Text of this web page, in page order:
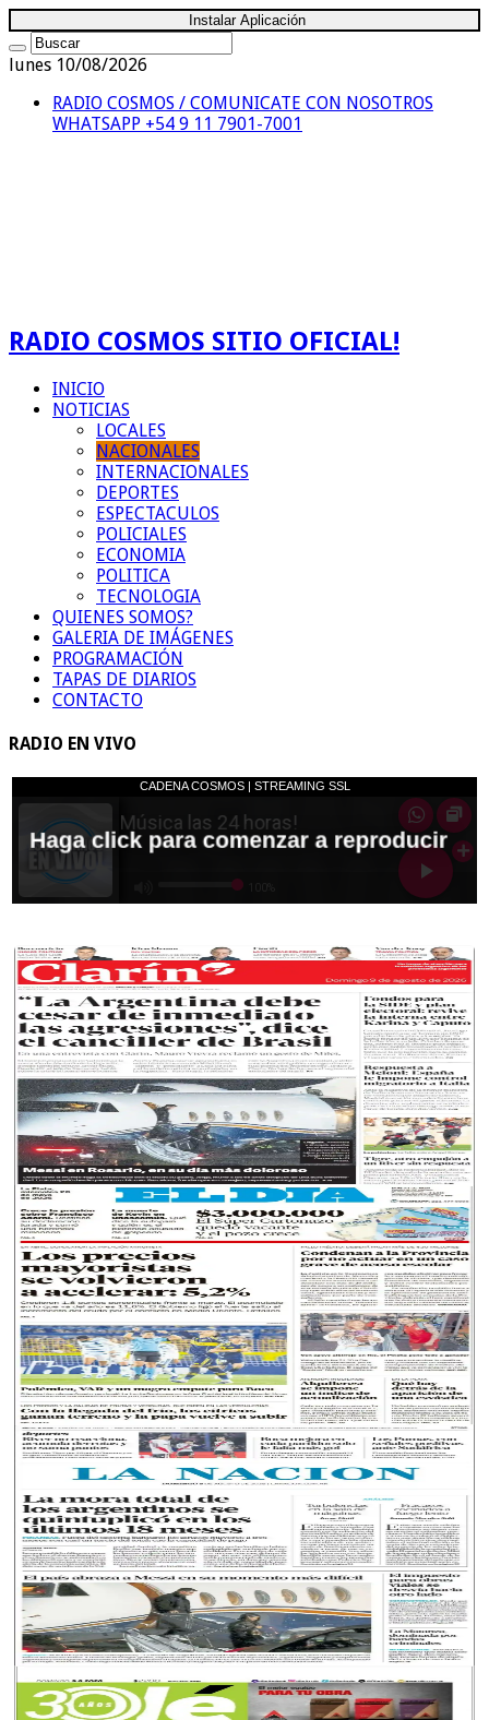
Instalar Aplicación
lunes 10/08/2026
RADIO COSMOS / COMUNICATE CON NOSOTROS
WHATSAPP +54 9 11 7901-7001
RADIO COSMOS SITIO OFICIAL!
INICIO
NOTICIAS
LOCALES
NACIONALES
INTERNACIONALES
DEPORTES
ESPECTACULOS
POLICIALES
ECONOMIA
POLITICA
TECNOLOGIA
QUIENES SOMOS?
GALERIA DE IMÁGENES
PROGRAMACIÓN
TAPAS DE DIARIOS
CONTACTO
RADIO EN VIVO